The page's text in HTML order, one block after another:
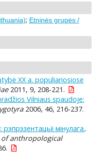
; Etninės grupės /
XX a. populiariosiose
2011, 9, 208-221.
Vilniaus spaudoje:
2006, 46, 216-237.
рэпрэзентацьii мiнулага..
anthropological